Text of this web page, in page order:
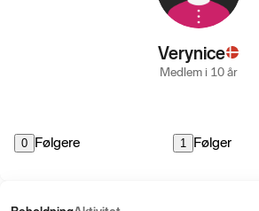
Verynice
Medlem i 10 år
0 Følgere 1 Følger